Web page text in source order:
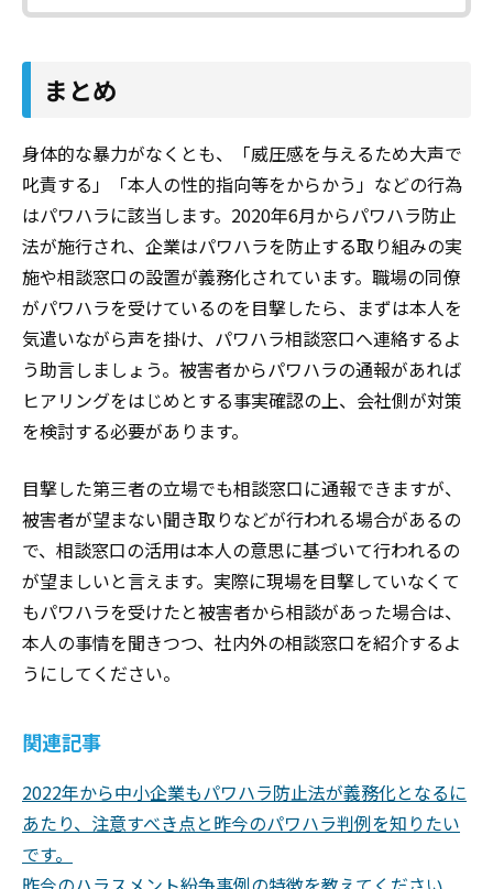
まとめ
身体的な暴力がなくとも、「威圧感を与えるため大声で
叱責する」「本人の性的指向等をからかう」などの行為
はパワハラに該当します。2020年6月からパワハラ防止
法が施行され、企業はパワハラを防止する取り組みの実
施や相談窓口の設置が義務化されています。職場の同僚
がパワハラを受けているのを目撃したら、まずは本人を
気遣いながら声を掛け、パワハラ相談窓口へ連絡するよ
う助言しましょう。被害者からパワハラの通報があれば
ヒアリングをはじめとする事実確認の上、会社側が対策
を検討する必要があります。
目撃した第三者の立場でも相談窓口に通報できますが、
被害者が望まない聞き取りなどが行われる場合があるの
で、相談窓口の活用は本人の意思に基づいて行われるの
が望ましいと言えます。実際に現場を目撃していなくて
もパワハラを受けたと被害者から相談があった場合は、
本人の事情を聞きつつ、社内外の相談窓口を紹介するよ
うにしてください。
関連記事
2022年から中小企業もパワハラ防止法が義務化となるに
あたり、注意すべき点と昨今のパワハラ判例を知りたい
です。